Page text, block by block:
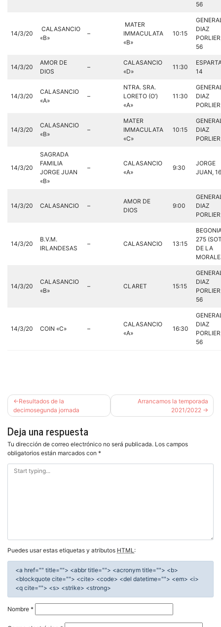
56
14/3/20
CALASANCIO
«B»
–
MATER
IMMACULATA
«B»
10:15
DIAZ
56
14/3/20
AMOR DE
DIOS
–
CALASANCIO
«D»
11:30
14
14/3/20
CALASANCIO
«A»
–
NTRA. SRA.
LORETO (O’)
«A»
11:30
DIAZ
14/3/20
CALASANCIO
«B»
–
MATER
IMMACULATA
«C»
10:15
DIAZ
14/3/20
SAGRADA
FAMILIA
JORGE JUAN
«B»
–
CALASANCIO
«A»
9:30
JORGE
JUAN,
14/3/20 CALASANCIO –
AMOR DE
DIOS
9:00
DIAZ
14/3/20
B.V.M.
IRLANDESAS
– CALASANCIO 13:15
275
DE LA
14/3/20
CALASANCIO
«B»
– CLARET 15:15
DIAZ
56
14/3/20 COIN «C» –
CALASANCIO
«A»
16:30
DIAZ
56
Navegación
de
entradas
Resultados de la
decimosegunda jornada
Arrancamos la temporada
2021/2022
Deja una respuesta
Tu dirección de correo electrónico no será publicada. Los campos
obligatorios están marcados con *
Puedes usar estas etiquetas y atributos HTML:
<a href="" title=""> <abbr title=""> <acronym title=""> <b>
<blockquote cite=""> <cite> <code> <del datetime=""> <em> <i>
<q cite=""> <s> <strike> <strong>
Nombre *